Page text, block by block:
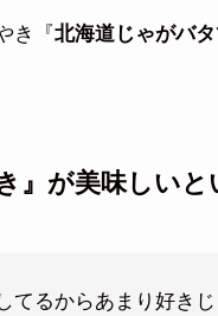
き『北海道じゃがバ
』が美味しいと
てるからあまり好き